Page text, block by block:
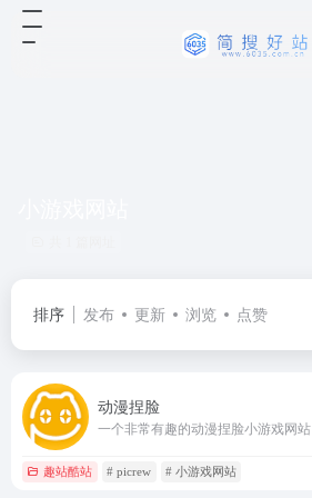
排序 发布 更新 浏览 点赞
动漫捏脸
一个非常有趣的动漫捏脸小游戏网站
趣站酷站 # picrew # 小游戏网站